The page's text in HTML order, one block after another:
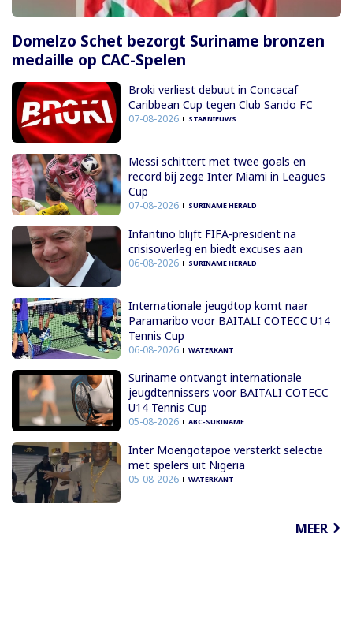
Domelzo Schet bezorgt Suriname bronzen
medaille op CAC-Spelen
Broki verliest debuut in Concacaf
Caribbean Cup tegen Club Sando FC
07-08-2026 STARNIEUWS
Messi schittert met twee goals en
record bij zege Inter Miami in Leagues
Cup
07-08-2026 SURINAME HERALD
Infantino blijft FIFA-president na
crisisoverleg en biedt excuses aan
06-08-2026 SURINAME HERALD
Internationale jeugdtop komt naar
Paramaribo voor BAITALI COTECC U14
Tennis Cup
06-08-2026 WATERKANT
Suriname ontvangt internationale
jeugdtennissers voor BAITALI COTECC
U14 Tennis Cup
05-08-2026 ABC-SURINAME
Inter Moengotapoe versterkt selectie
met spelers uit Nigeria
05-08-2026 WATERKANT
MEER